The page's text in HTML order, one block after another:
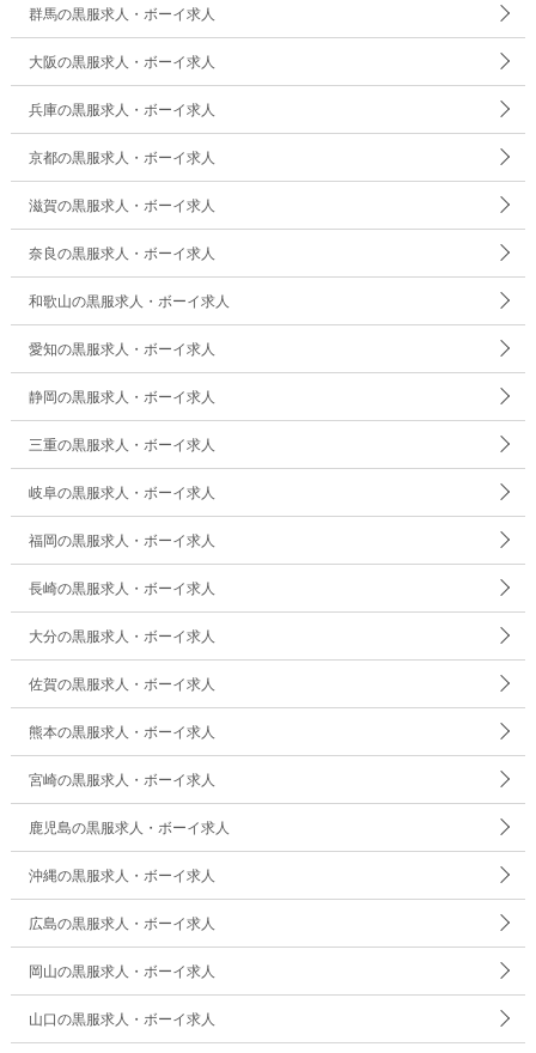
群馬の黒服求人・ボーイ求人
大阪の黒服求人・ボーイ求人
兵庫の黒服求人・ボーイ求人
京都の黒服求人・ボーイ求人
滋賀の黒服求人・ボーイ求人
奈良の黒服求人・ボーイ求人
和歌山の黒服求人・ボーイ求人
愛知の黒服求人・ボーイ求人
静岡の黒服求人・ボーイ求人
三重の黒服求人・ボーイ求人
岐阜の黒服求人・ボーイ求人
福岡の黒服求人・ボーイ求人
長崎の黒服求人・ボーイ求人
大分の黒服求人・ボーイ求人
佐賀の黒服求人・ボーイ求人
熊本の黒服求人・ボーイ求人
宮崎の黒服求人・ボーイ求人
鹿児島の黒服求人・ボーイ求人
沖縄の黒服求人・ボーイ求人
広島の黒服求人・ボーイ求人
岡山の黒服求人・ボーイ求人
山口の黒服求人・ボーイ求人